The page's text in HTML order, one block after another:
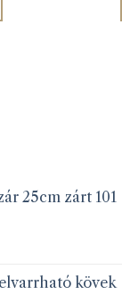
25cm zárt 101
kövek